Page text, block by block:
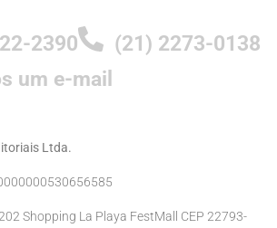
2390
(21) 2273-0138
um e-mail
Ltda.
Shopping La Playa FestMall CEP 22793-